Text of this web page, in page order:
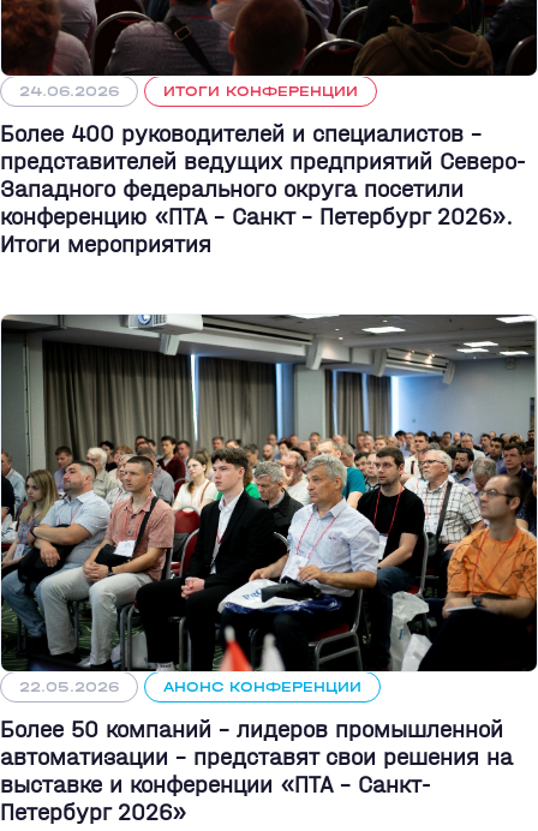
24.06.2026 ИТОГИ КОНФЕРЕНЦИИ
Более 400 руководителей и специалистов –
представителей ведущих предприятий Северо-
Западного федерального округа посетили
конференцию «ПТА – Санкт - Петербург 2026».
Итоги мероприятия
22.05.2026 АНОНС КОНФЕРЕНЦИИ
Более 50 компаний - лидеров промышленной
автоматизации - представят свои решения на
выставке и конференции «ПТА – Санкт-
Петербург 2026»